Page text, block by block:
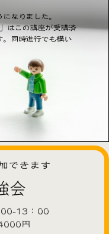
なりました。
はこの講座が受講済
同時進行でも構い
できます
会
13：00
円